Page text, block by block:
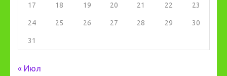
17 18 19 20 21 22 23
24 25 26 27 28 29 30
31
« Июл